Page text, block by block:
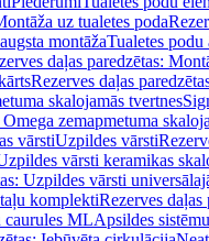
uz tualetes poda
montāžaTualetes podu
daļas paredzētas:
Rezerves daļas
skalojamās tvertnes
zemapmetuma
vārstiUzpildes vārsti
vārsti keramikas
Uzpildes vārsti
komplektiRezerves
caurules MLApsildes